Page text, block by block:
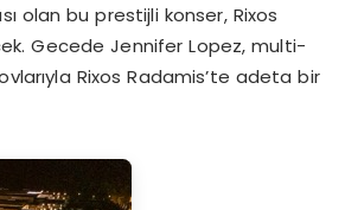
olan bu prestijli konser, Rixos
Gecede Jennifer Lopez, multi-
Rixos Radamis’te adeta bir